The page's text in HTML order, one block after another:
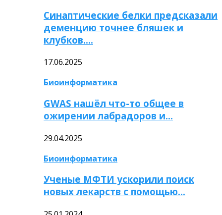
Синаптические белки предсказали
деменцию точнее бляшек и
клубков….
17.06.2025
Биоинформатика
GWAS нашёл что-то общее в
ожирении лабрадоров и…
29.04.2025
Биоинформатика
Ученые МФТИ ускорили поиск
новых лекарств с помощью…